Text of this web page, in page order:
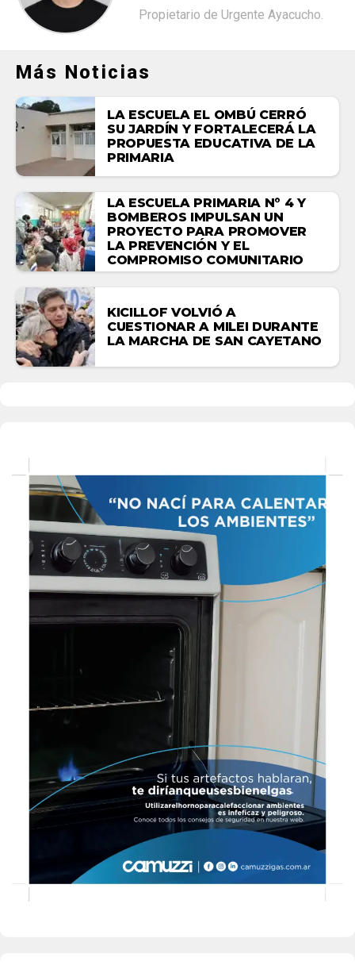
Propietario de Urgente Ayacucho.
Más Noticias
LA ESCUELA EL OMBÚ CERRÓ
SU JARDÍN Y FORTALECERÁ LA
PROPUESTA EDUCATIVA DE LA
PRIMARIA
LA ESCUELA PRIMARIA N° 4 Y
BOMBEROS IMPULSAN UN
PROYECTO PARA PROMOVER
LA PREVENCIÓN Y EL
COMPROMISO COMUNITARIO
KICILLOF VOLVIÓ A
CUESTIONAR A MILEI DURANTE
LA MARCHA DE SAN CAYETANO